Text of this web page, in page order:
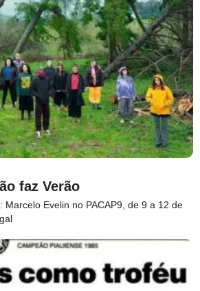
faz Verão
Marcelo Evelin no PACAP9, de 9 a 12 de